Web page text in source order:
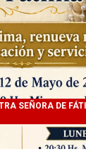
SEÑORA DE
DEL MILAGRO” -
DEL
CRUZ”
TRINIDAD”
DEL SEÑOR Y
CONCEPCIÓN” -